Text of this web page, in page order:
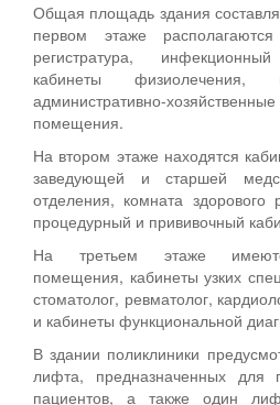
Общая площадь здания
первом этаже
регистратура,
кабинеты
административно-
помещения.
На втором этаже находятся
заведующей и старшей
отделения, комната здорового
процедурный и прививочный
На третьем этаже
помещения, кабинеты узких
стоматолог, ревматолог,
и кабинеты функциональной
В здании поликлиники
лифта, предназначенных для
пациентов, а также один